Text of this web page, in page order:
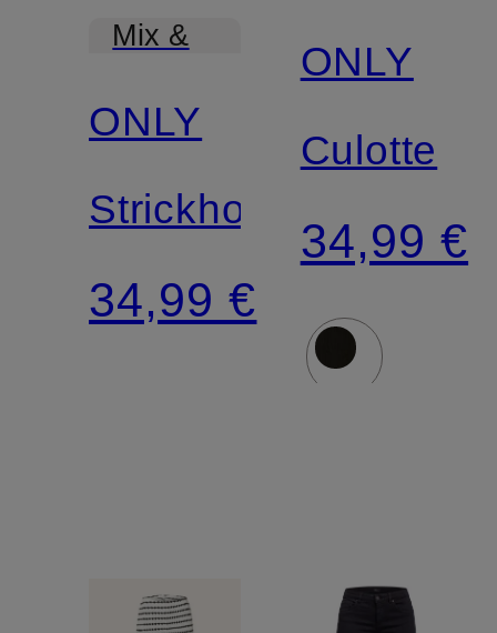
Mix &
ONLY
Strickhose
34,99 €
ONLY
Culotte
34,99 €